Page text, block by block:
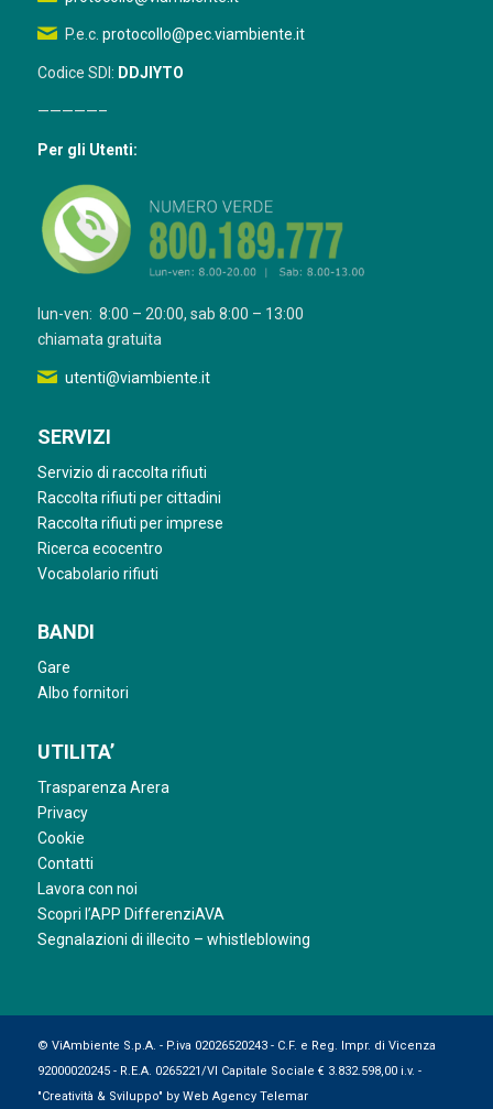
P.e.c. protocollo@pec.viambiente.it
Codice SDI: DDJIYTO
—————–
Per gli Utenti:
lun-ven: 8:00 – 20:00, sab 8:00 – 13:00
chiamata gratuita
utenti@viambiente.it
SERVIZI
Servizio di raccolta rifiuti
Raccolta rifiuti per cittadini
Raccolta rifiuti per imprese
Ricerca ecocentro
Vocabolario rifiuti
BANDI
Gare
Albo fornitori
UTILITA’
Trasparenza Arera
Privacy
Cookie
Contatti
Lavora con noi
Scopri l’APP DifferenziAVA
Segnalazioni di illecito – whistleblowing
© ViAmbiente S.p.A. - P.iva 02026520243 - C.F. e Reg. Impr. di Vicenza
92000020245 - R.E.A. 0265221/VI Capitale Sociale € 3.832.598,00 i.v. -
"Creatività & Sviluppo" by Web Agency Telemar